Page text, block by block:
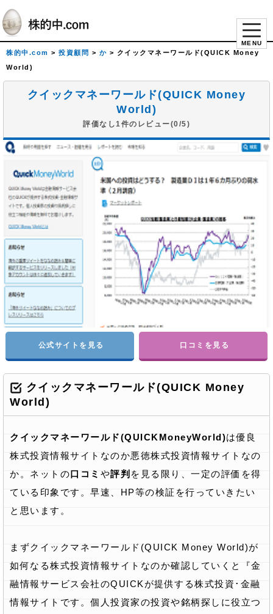
MENU
株的中.com > 投資顧問 > か > クイックマネーワールド(QUICK Money
World)
クイックマネーワールド(QUICK Money
World)
評価なし1件のレビュー(0/5)
公式サイトを見る 口コミを見る
クイックマネーワールド(QUICK Money
World)
クイックマネーワールド(QUICKMoneyWorld)は優良
株式投資情報サイトなのか悪徳株式投資情報サイトなの
か。ネットの口コミ や評判 を見る限り、一定の評価を得
ている印象です。早速、HP等の検証を行っていきたい
と思います。
まずクイックマネーワールド(QUICK Money World)が
如何なる株式投資情報サイトなのか確認していくと『金
融情報サービス会社のQUICKが提供する株式投資･金融
情報サイトです。個人投資家の投資や銘柄探しに役立つ